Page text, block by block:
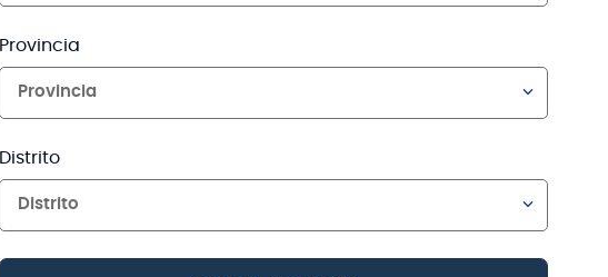
Provincia
Provincia
Distrito
Distrito